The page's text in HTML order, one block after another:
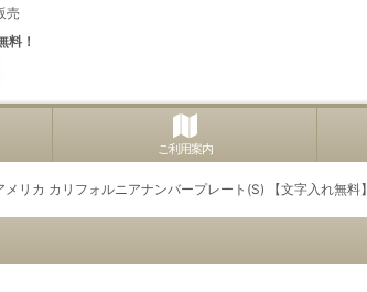
売
料！
ご利用案内
リカ カリフォルニアナンバープレート(S) 【文字入れ無料】